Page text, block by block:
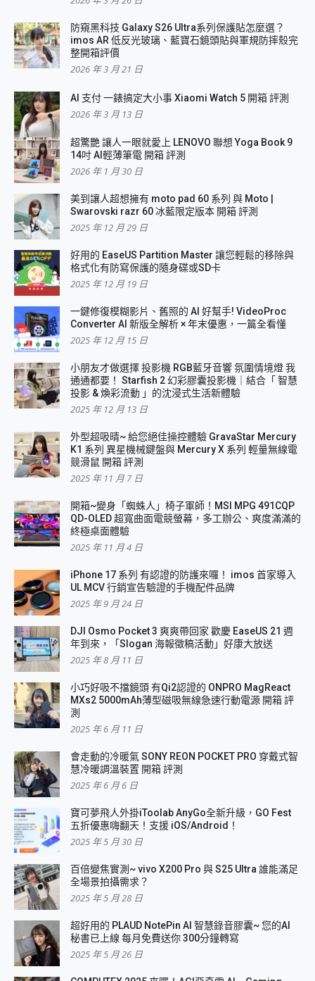
防窺黑科技 Galaxy S26 Ultra系列保護貼怎麼選？
imos AR 低反光玻璃、藍寶石鏡頭貼與軍規防摔殼完
整開箱評價
2026 年 3 月 21 日
AI 支付 一錶搞定大小事 Xiaomi Watch 5 開箱 評測
2026 年 3 月 13 日
超驚艷 讓人一眼就愛上 LENOVO 聯想 Yoga Book 9
14吋 AI輕薄筆電 開箱 評測
2026 年 1 月 30 日
美到讓人超想擁有 moto pad 60 系列 與 Moto |
Swarovski razr 60 冰藍限定版本 開箱 評測
2025 年 12 月 29 日
好用的 EaseUS Partition Master 讓您輕鬆的移除與
格式化有防寫保護的隨身碟或SD卡
2025 年 12 月 19 日
一鍵修復模糊影片、舊照的 AI 好幫手! VideoProc
Converter AI 新版全解析 × 年末優惠，一篇全看懂
2025 年 12 月 15 日
小朋友才做選擇 投影機 RGB藍牙音響 氛圍情境燈 我
通通都要！ Starfish 2 幻彩膠囊投影機｜結合「 智慧
投影 & 煥彩流動 」的沈浸式生活新體驗
2025 年 12 月 13 日
外型超吸晴~ 給您絕佳操控體驗 GravaStar Mercury
K1 系列 異星機械鍵盤與 Mercury X 系列 輕量無線電
競滑鼠 開箱 評測
2025 年 11 月 7 日
開箱~變身「蜘蛛人」椅子軍師！MSI MPG 491CQP
QD-OLED 超寬曲面電競螢幕，多工辦公、爽度滿滿的
終極桌面體驗
2025 年 11 月 4 日
iPhone 17 系列 有認證的防護來囉！ imos 首家導入
UL MCV 行銷宣告驗證的手機配件品牌
2025 年 9 月 24 日
DJI Osmo Pocket 3 爽爽帶回家 歡慶 EaseUS 21 週
年到來，「Slogan 海報徵稿活動」好康大放送
2025 年 8 月 11 日
小巧好吸不擋鏡頭 有Qi2認證的 ONPRO MagReact
MXs2 5000mAh薄型磁吸無線急速行動電源 開箱 評
測
2025 年 6 月 11 日
會走動的冷暖氣 SONY REON POCKET PRO 穿戴式智
慧冷暖調溫裝置 開箱 評測
2025 年 6 月 6 日
寶可夢飛人外掛iToolab AnyGo全新升級，GO Fest
五折優惠嗨翻天！支援 iOS/Android！
2025 年 5 月 30 日
百倍變焦實測~ vivo X200 Pro 與 S25 Ultra 誰能滿足
全場景拍攝需求？
2025 年 5 月 28 日
超好用的 PLAUD NotePin AI 智慧錄音膠囊~ 您的AI
秘書已上線 每月免費送你 300分鐘轉寫
2025 年 5 月 26 日